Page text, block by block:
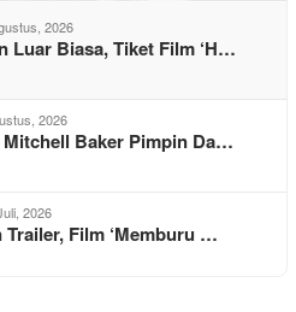
2026
Luar Biasa, Tiket Film ‘H…
2026
Mitchell Baker Pimpin Da…
2026
Film ‘Memburu …